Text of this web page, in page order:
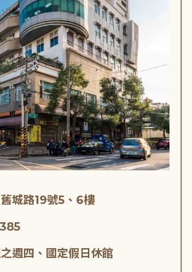
城路19號5、6樓
週四、國定假日休館